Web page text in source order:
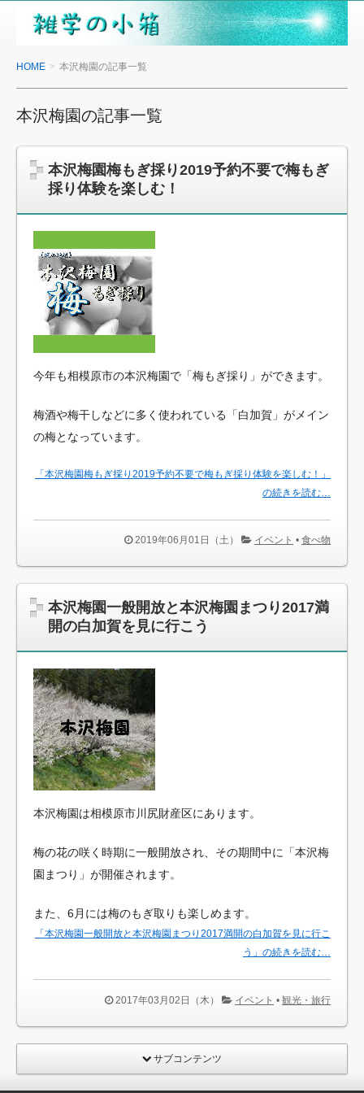
雑
の
小
箱
HOME 本沢梅園の記事一覧
本沢梅園の記事一覧
本沢梅園梅もぎ採り2019予約不要で梅もぎ
採り体験を楽しむ！
今年も相模原市の本沢梅園で「梅もぎ採り」ができます。
梅酒や梅干しなどに多く使われている「白加賀」がメイン
の梅となっています。
「本沢梅園梅もぎ採り2019予約不要で梅もぎ採り体験を楽しむ！」
の続きを読む…
2019年06月01日（土） イベント • 食べ物
本沢梅園一般開放と本沢梅園まつり2017満
開の白加賀を見に行こう
本沢梅園は相模原市川尻財産区にあります。
梅の花の咲く時期に一般開放され、その期間中に「本沢梅
園まつり」が開催されます。
また、6月には梅のもぎ取りも楽しめます。
「本沢梅園一般開放と本沢梅園まつり2017満開の白加賀を見に行こ
う」の続きを読む…
2017年03月02日（木） イベント • 観光・旅行
サブコンテンツ